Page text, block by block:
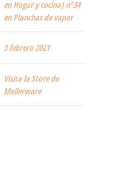
en Hogar y cocina) nº34
en Planchas de vapor
3 febrero 2021
Visita la Store de
Mellerware